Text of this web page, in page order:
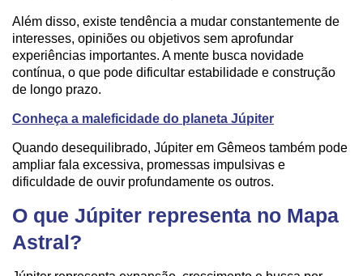
Além disso, existe tendência a mudar constantemente de
interesses, opiniões ou objetivos sem aprofundar
experiências importantes. A mente busca novidade
contínua, o que pode dificultar estabilidade e construção
de longo prazo.
Conheça a maleficidade do planeta Júpiter
Quando desequilibrado, Júpiter em Gêmeos também pode
ampliar fala excessiva, promessas impulsivas e
dificuldade de ouvir profundamente os outros.
O que Júpiter representa no Mapa
Astral?